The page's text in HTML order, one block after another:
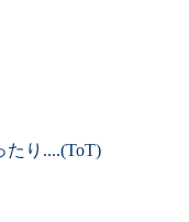
り....(ToT)ゞ